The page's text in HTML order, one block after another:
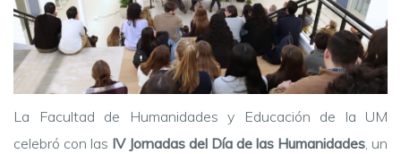
La Facultad de Humanidades y Educación de la UM
celebró con las IV Jornadas del Día de las Humanidades, un